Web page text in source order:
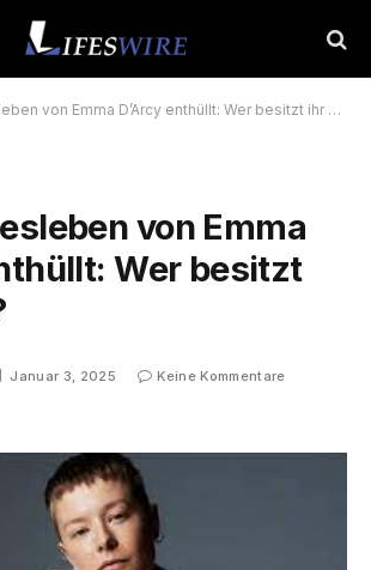
von Emma D’Arcy enthüllt: Wer besitzt ihr Herz?
von Emma
Wer besitzt
Januar 3, 2025
Keine Kommentare